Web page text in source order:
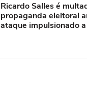
Ricardo Salles é
propaganda eleitoral
ataque impulsionado